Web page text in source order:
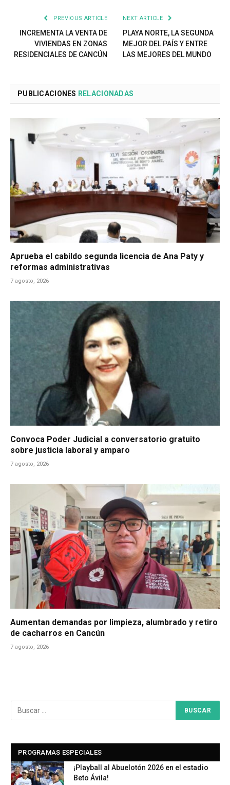
PREVIOUS ARTICLE
INCREMENTA LA VENTA DE
VIVIENDAS EN ZONAS
RESIDENCIALES DE CANCÚN
NEXT ARTICLE
PLAYA NORTE, LA SEGUNDA
MEJOR DEL PAÍS Y ENTRE
LAS MEJORES DEL MUNDO
PUBLICACIONES RELACIONADAS
Aprueba el cabildo segunda licencia de Ana Paty y
reformas administrativas
7 agosto, 2026
Convoca Poder Judicial a conversatorio gratuito
sobre justicia laboral y amparo
7 agosto, 2026
Aumentan demandas por limpieza, alumbrado y retiro
de cacharros en Cancún
7 agosto, 2026
PROGRAMAS ESPECIALES
¡Playball al Abuelotón 2026 en el estadio
Beto Ávila!